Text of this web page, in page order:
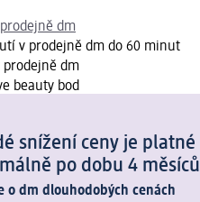
dm
v prodejně dm do 60 minut
prodejně dm
beauty bod
snížení ceny je platné
po dobu 4 měsíců
o dm dlouhodobých cenách